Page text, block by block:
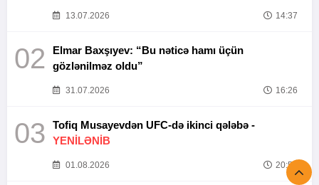
13.07.2026 14:37
02
Elmar Baxşıyev: “Bu nəticə hamı üçün
gözlənilməz oldu”
31.07.2026 16:26
03
Tofiq Musayevdən UFC-də ikinci qələbə -
YENİLƏNİB
01.08.2026 20:52